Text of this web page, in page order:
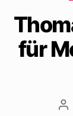
für